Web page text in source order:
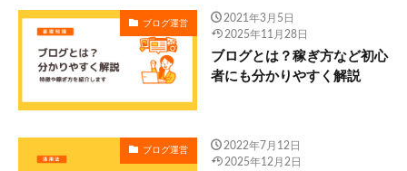
ブログ運営
2021年3月5日
2025年11月28日
ブログとは？稼ぎ方など初心
者にも分かりやすく解説
ブログ運営
2022年7月12日
2025年12月2日